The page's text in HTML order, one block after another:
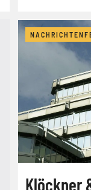
Klöckner